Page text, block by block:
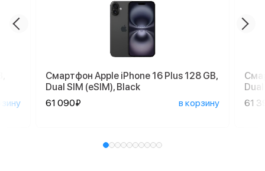
Смартфон Apple iPhone 16 Plus 128 GB,
Dual SIM (eSIM), Black
61 090₽
в корзину
61